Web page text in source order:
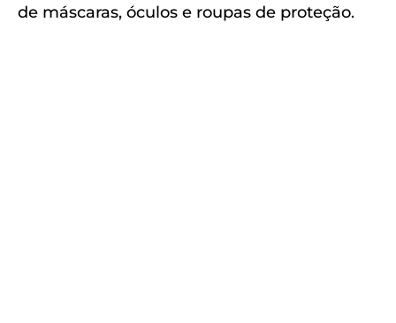
de máscaras, óculos e roupas de proteção.